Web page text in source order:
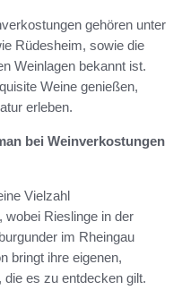
gehören unter
Rüdesheim, sowie die
Weinlagen bekannt ist.
Weine genießen,
erleben.
bei Weinverkostungen
Vielzahl
Rieslinge in der
im Rheingau
bringt ihre eigenen,
es zu entdecken gilt.